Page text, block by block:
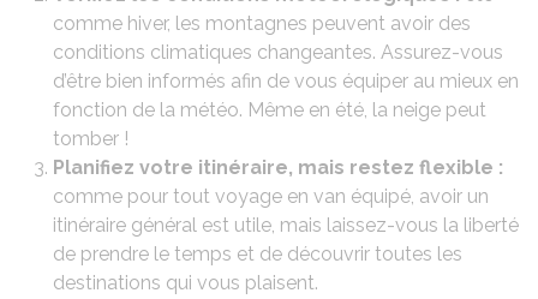
comme hiver, les montagnes peuvent avoir des
conditions climatiques changeantes. Assurez-vous
d’être bien informés afin de vous équiper au mieux en
fonction de la météo. Même en été, la neige peut
tomber !
Planifiez votre itinéraire, mais restez flexible :
comme pour tout voyage en van équipé, avoir un
itinéraire général est utile, mais laissez-vous la liberté
de prendre le temps et de découvrir toutes les
destinations qui vous plaisent.